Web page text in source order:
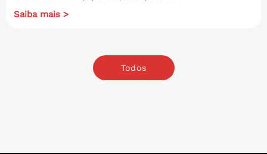
Saiba mais >
Todos